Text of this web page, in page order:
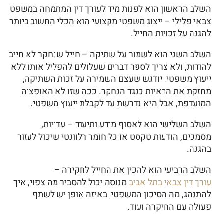
השלב הראשון הוא לפנות מיד לעורך דין המתמחה במשפט
צבאי פלילי – ייצוג משפטי מקצועי הוא הכלי החשוב ביותר
להגנה על זכויות החייל.
השלב השני הוא לשמור על שתיקה – חייל שנחקר לא חייב
להודות, ולא צריך לספר דברים שעלולים להפליל אותו ללא
ייעוץ משפטי. יודגש שעצם השמירה על זכות השתיקה,
מחזקת את הראיות כנגד הנחקר. ככה שזו לא האופציה
המועדפת, אבל היא נדרשת עד לקבלת ייעוץ משפטי.
השלב השלישי הוא לאסוף מידע ותיעוד – עדויות,
מסמכים, הודעות טקסט או כל חומר רלוונטי שיכול לעזור
בהגנה.
השלב הרביעי הוא להכין את החייל לחקירה –
עורך דין צבאי בתל אביבמנוסה יכול להסביר מה צפוי, איך
להתנהג, מה הסיכון המשפטי, באיזה אופן יש לשתף
פעולה עם החיקרה ועוד.